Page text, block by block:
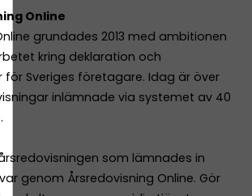
Online
grundades 2013 med ambitionen
kring deklaration och
för Sveriges företagare. Idag är över
inlämnade via systemet av 40
som lämnades in
genom Årsredovisning Online. Gör